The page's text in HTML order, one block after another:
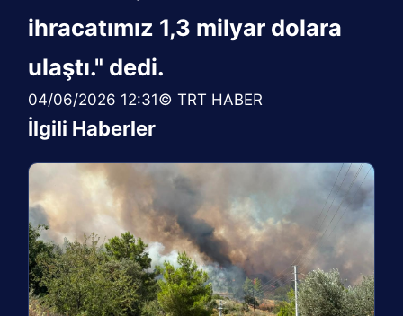
ihracatımız 1,3 milyar dolara
ulaştı." dedi.
04/06/2026 12:31© TRT HABER
İlgili Haberler